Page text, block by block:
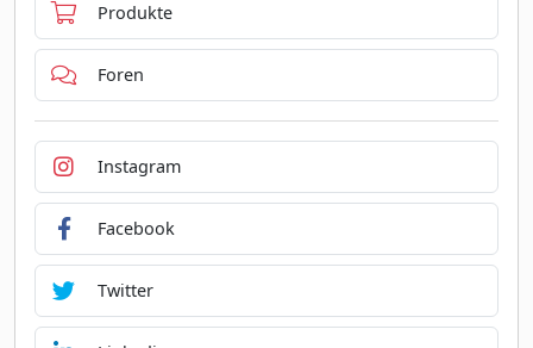
Produkte
Foren
Instagram
Facebook
Twitter